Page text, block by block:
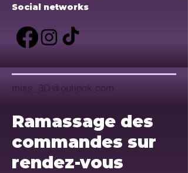
Social networks
miss_3D@outlook.com
Ramassage des
commandes sur
rendez-vous